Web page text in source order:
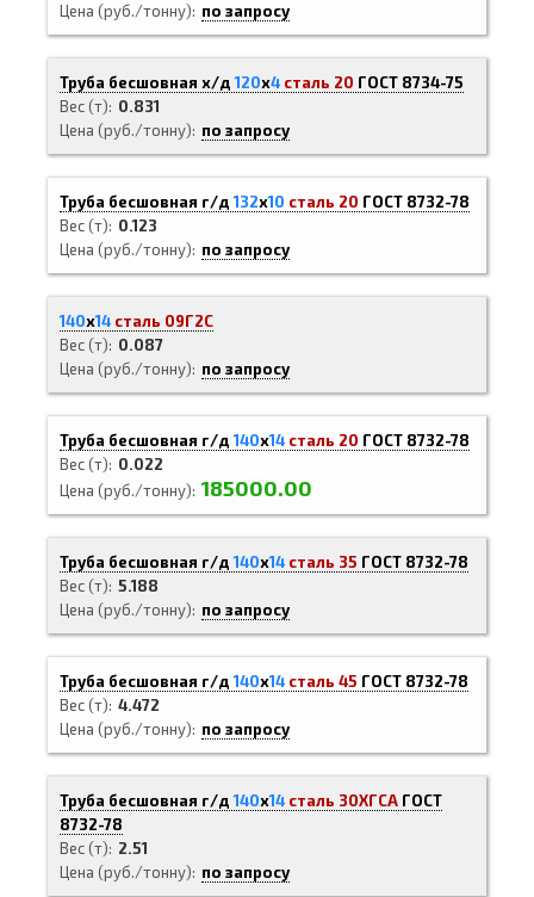
Цена (руб./тонну) по запросу
Труба бесшовная х/д120х4 сталь 20 ГОСТ 8734-75
Вес (т)
0.831
Цена (руб./тонну)
по запросу
Труба бесшовная г/д132х10 сталь 20 ГОСТ 8732-78
Вес (т)
0.123
Цена (руб./тонну)
по запросу
140х14 сталь 09Г2С
Вес (т)
0.087
Цена (руб./тонну)
по запросу
Труба бесшовная г/д140х14 сталь 20 ГОСТ 8732-78
Вес (т)
0.022
Цена (руб./тонну) 185000.00
Труба бесшовная г/д140х14 сталь 35 ГОСТ 8732-78
Вес (т) 5.188
Цена (руб./тонну)
по запросу
Труба бесшовная г/д140х14 сталь 45 ГОСТ 8732-78
Вес (т) 4.472
Цена (руб./тонну)
по запросу
Труба бесшовная г/д140х14 сталь 30ХГСА ГОСТ
8732-78
Вес (т)
2.51
Цена (руб./тонну)
по запросу